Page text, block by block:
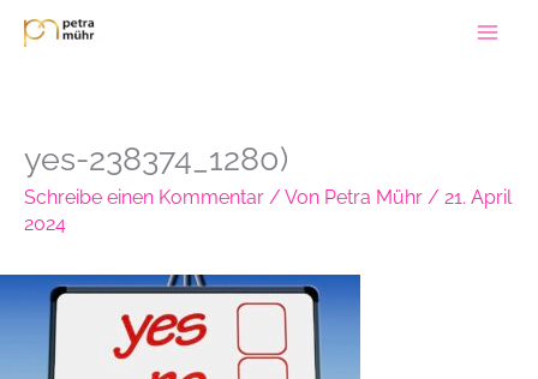
Zum
Inhalt
yes-238374_1280)
Schreibe einen Kommentar / Von Petra Mühr / 21. April
2024